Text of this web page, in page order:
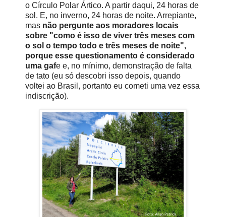
o Círculo Polar Ártico. A partir daqui, 24 horas de
sol. E, no inverno, 24 horas de noite. Arrepiante,
mas não pergunte aos moradores locais
sobre "como é isso de viver três meses com
o sol o tempo todo e três meses de noite",
porque esse questionamento é considerado
uma gafe e, no mínimo, demonstração de falta
de tato (eu só descobri isso depois, quando
voltei ao Brasil, portanto eu cometi uma vez essa
indiscrição).